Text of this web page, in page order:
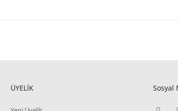
ÜYELİK Sosyal